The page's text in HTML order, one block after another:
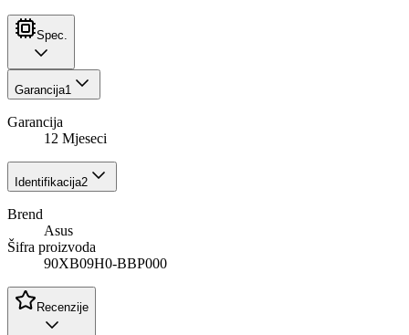
Spec.
Garancija1
Garancija
12 Mjeseci
Identifikacija2
Brend
Asus
Šifra proizvoda
90XB09H0-BBP000
Recenzije